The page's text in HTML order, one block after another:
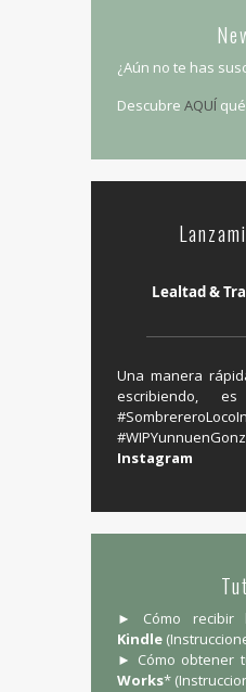
¿Aún no te has
Descubre AQUÍ
Lealtad &
Una manera
escribiendo,
Instagram
► Cómo
Kindle (
► Cómo obtener
Works* (